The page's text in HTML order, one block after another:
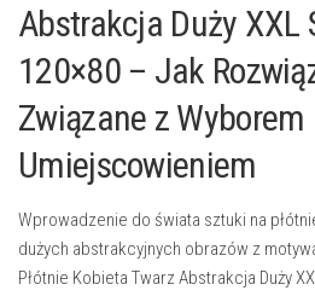
Abstrakcja Duży XXL
120×80 – Jak
Związane z Wyborem
Umiejscowieniem
Wprowadzenie do świata sztuki na
dużych abstrakcyjnych obrazów z
Płótnie Kobieta Twarz Abstrakcja Duży